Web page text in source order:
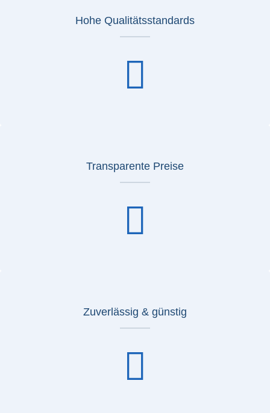
Hohe Qualitätsstandards
Transparente Preise
Zuverlässig & günstig